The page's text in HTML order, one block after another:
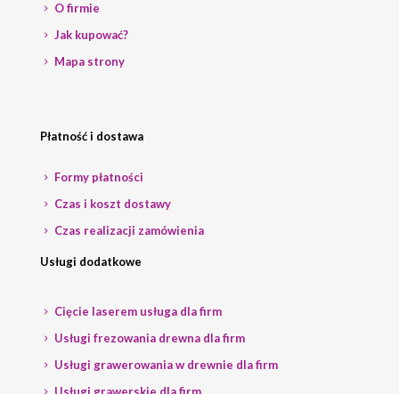
O firmie
Jak kupować?
Mapa strony
Płatność i dostawa
Formy płatności
Czas i koszt dostawy
Czas realizacji zamówienia
Usługi dodatkowe
Cięcie laserem usługa dla firm
Usługi frezowania drewna dla firm
Usługi grawerowania w drewnie dla firm